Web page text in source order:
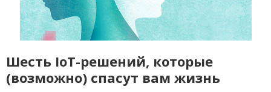
Шесть IoT-решений, которые
(возможно) спасут вам жизнь